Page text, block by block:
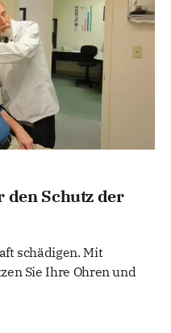
den Schutz der
schädigen. Mit
Sie Ihre Ohren und